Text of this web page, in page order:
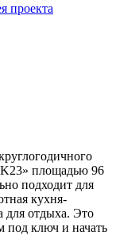
проекта
площадью 96
подходит для
кухня-
для отдыха. Это
под ключ и начать